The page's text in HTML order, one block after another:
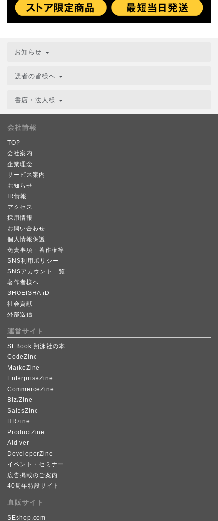
お知らせ
読者の皆様へ
書店・法人様
会社情報
TOP
会社案内
企業理念
サービス案内
お知らせ
IR情報
アクセス
採用情報
お問い合わせ
個人情報保護
免責事項・著作権等
SNS利用ポリシー
SNSアカウント一覧
著作者様へ
SHOEISHA iD
社会貢献
外部送信
運営サイト
SEBook 翔泳社の本
CodeZine
MarkeZine
EnterpriseZine
CommerceZine
Biz/Zine
SalesZine
HRzine
ProductZine
AIdiver
DeveloperZine
イベント・セミナー
広告掲載のご案内
40周年特設サイト
直販サイト
SEshop.com